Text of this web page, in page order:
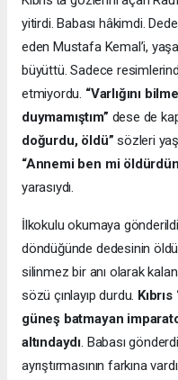
yitirdi. Babası hâkimdi.
eden Mustafa Kemal’i,
büyüttü. Sadece
etmiyordu. “Varlığını
duymamıştım” dese de
doğurdu, öldü” sözleri
“Annemi ben mi
yarasıydı.
İlkokulu okumaya
döndüğünde dedesinin
silinmez bir anı olarak kalan
sözü çınlayıp durdu.
güneş batmayan
altındaydı. Babası
ayrıştırmasının farkına